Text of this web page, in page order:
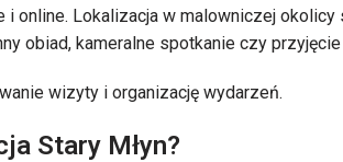
online. Lokalizacja w malowniczej okolicy
obiad, kameralne spotkanie czy
wizyty i organizację wydarzeń.
Stary Młyn?